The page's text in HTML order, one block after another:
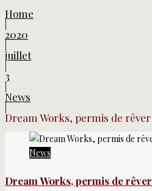
Home
2020
juillet
|
3
|
News
Dream Works, permis de rêver
News
Dream Works, permis de rêver